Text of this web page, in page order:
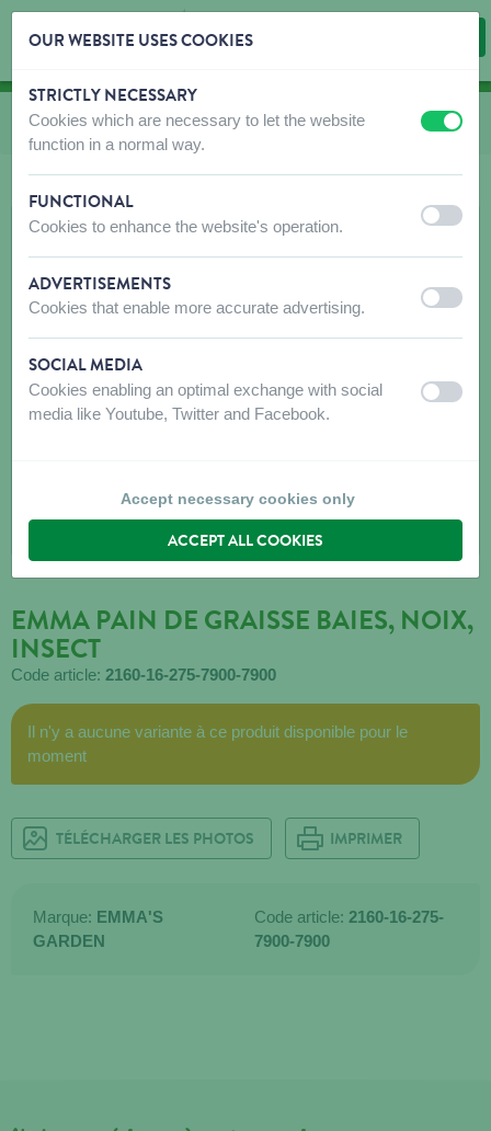
Skip content
Skip language choice
Vous êtes ici:
de Nourriture grasse supplémentaire
EMMA PAIN DE GRAISSE BAIES, NOIX,
INSECT
Code article: 2160-16-275-7900-7900
Il n'y a aucune variante à ce produit disponible pour le
moment
TÉLÉCHARGER LES PHOTOS IMPRIMER
Marque: EMMA'S
GARDEN
Code article: 2160-16-275-
7900-7900
OUR WEBSITE USES COOKIES
STRICTLY NECESSARY
Cookies which are necessary to let the website
function in a normal way.
off on
FUNCTIONAL
Cookies to enhance the website's operation. off on
ADVERTISEMENTS
Cookies that enable more accurate advertising. off on
SOCIAL MEDIA
Cookies enabling an optimal exchange with social
media like Youtube, Twitter and Facebook.
off on
Accept necessary cookies only
ACCEPT ALL COOKIES